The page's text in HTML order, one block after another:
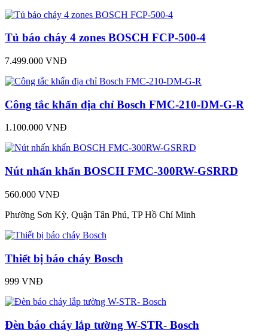
Tủ báo cháy 4 zones BOSCH FCP-500-4
7.499.000 VNĐ
Công tắc khẩn địa chỉ Bosch FMC-210-DM-G-R
1.100.000 VNĐ
Nút nhấn khẩn BOSCH FMC-300RW-GSRRD
560.000 VNĐ
Phường Sơn Kỳ, Quận Tân Phú, TP Hồ Chí Minh
Thiết bị báo cháy Bosch
999 VNĐ
Đèn báo cháy lắp tường W-STR- Bosch